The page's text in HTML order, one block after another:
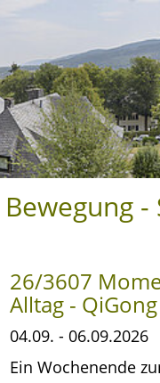
-
26/3607
Alltag -
04.09. - 06.09.2026
Ein Wochenende